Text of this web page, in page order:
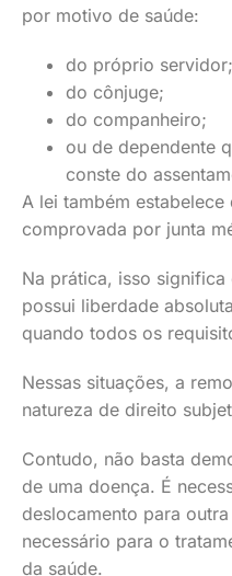
por motivo de saúde:
do próprio servidor;
do cônjuge;
do companheiro;
ou de dependente
conste do
A lei também
comprovada por junta
Na prática, isso
possui liberdade
quando todos os
Nessas situações, a
natureza de direito
Contudo, não basta
de uma doença. É
deslocamento para
necessário para o
da saúde.